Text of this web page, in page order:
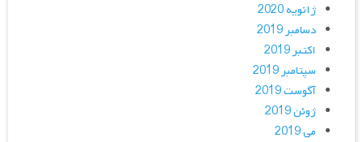
ژانویه 2020
دسامبر 2019
اکتبر 2019
سپتامبر 2019
آگوست 2019
ژوئن 2019
می 2019